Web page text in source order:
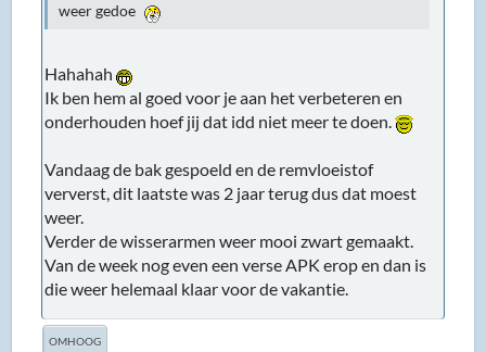
weer gedoe
Hahahah
Ik ben hem al goed voor je aan het verbeteren en
onderhouden hoef jij dat idd niet meer te doen.
Vandaag de bak gespoeld en de remvloeistof
ververst, dit laatste was 2 jaar terug dus dat moest
weer.
Verder de wisserarmen weer mooi zwart gemaakt.
Van de week nog even een verse APK erop en dan is
die weer helemaal klaar voor de vakantie.
OMHOOG